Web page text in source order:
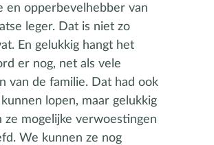
en opperbevelhebber van
leger. Dat is niet zo
En gelukkig hangt het
er nog, net als vele
van de familie. Dat had ook
lopen, maar gelukkig
ze mogelijke verwoestingen
We kunnen ze nog